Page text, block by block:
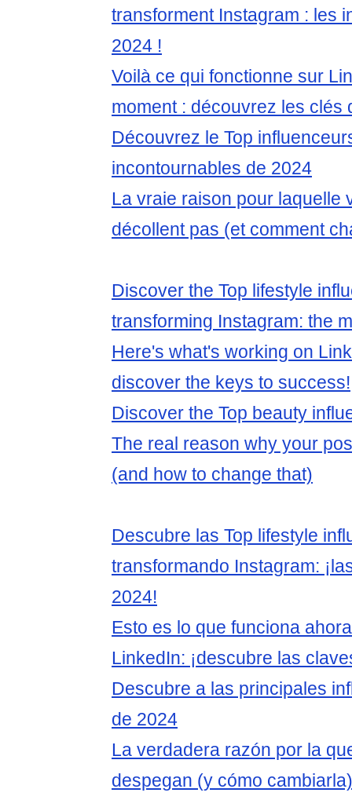
transforment Instagram : les
2024 !
Voilà ce qui fonctionne sur
moment : découvrez les clés
Découvrez le Top
incontournables de 2024
La vraie raison pour laquelle
décollent pas (et comment
Discover the Top lifestyle
transforming Instagram: the
Here's what's working on
discover the keys to success!
Discover the Top beauty
The real reason why your
(and how to change that)
Descubre las Top lifestyle
transformando Instagram:
2024!
Esto es lo que funciona
LinkedIn: ¡descubre las
Descubre a las principales
de 2024
La verdadera razón por la
despegan (y cómo cambiarla)